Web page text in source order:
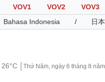
VOV1 VOV2 VOV3
Bahasa Indonesia / 日
26°C Thứ Năm, ngày 6 tháng 8